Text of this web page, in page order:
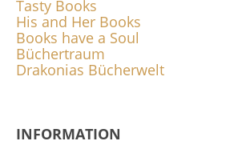
Tasty Books
His and Her Books
Books have a Soul
Büchertraum
Drakonias Bücherwelt
INFORMATION